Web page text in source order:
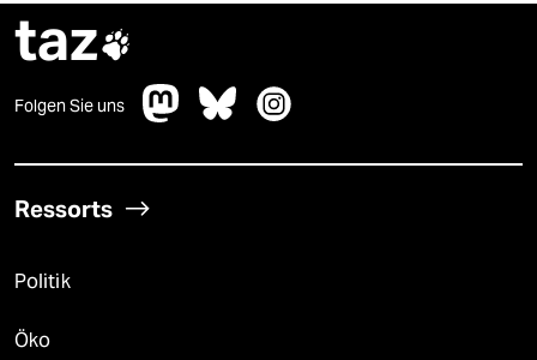
taz
Folgen Sie uns
Ressorts
Politik
Öko